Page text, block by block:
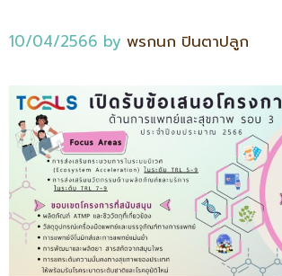
10/04/2566 by พรกนก ปินตาปลูก